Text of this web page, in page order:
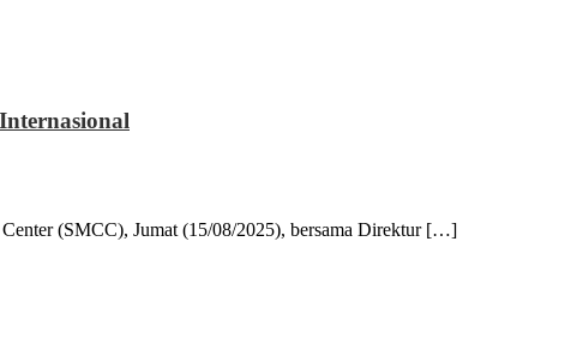
(SMCC), Jumat (15/08/2025), bersama Direktur […]